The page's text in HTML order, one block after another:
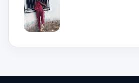
de 36 anos, teria tentado invadir um
mas acabou ficando preso na grade do
local, a guarnição encontrou o homem
aparentando estar desacordado. De
chegada dos policiais. O Serviço de